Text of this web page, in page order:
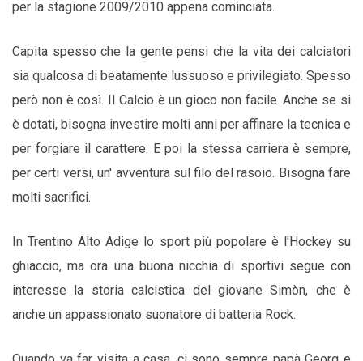
per la stagione 2009/2010 appena cominciata.
Capita spesso che la gente pensi che la vita dei calciatori
sia qualcosa di beatamente lussuoso e privilegiato. Spesso
però non è così. Il Calcio è un gioco non facile. Anche se si
è dotati, bisogna investire molti anni per affinare la tecnica e
per forgiare il carattere. E poi la stessa carriera è sempre,
per certi versi, un' avventura sul filo del rasoio. Bisogna fare
molti sacrifici.
In Trentino Alto Adige lo sport più popolare è l'Hockey su
ghiaccio, ma ora una buona nicchia di sportivi segue con
interesse la storia calcistica del giovane Simòn, che è
anche un appassionato suonatore di batteria Rock.